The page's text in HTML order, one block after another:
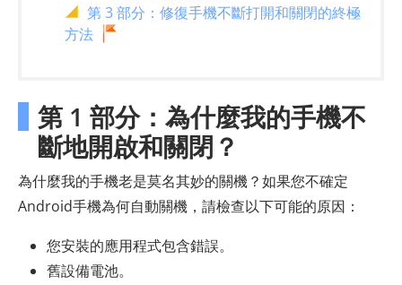
第 3 部分：修復手機不斷打開和關閉的終極
方法
第 1 部分：為什麼我的手機不
斷地開啟和關閉？
為什麼我的手機老是莫名其妙的關機？如果您不確定
Android手機為何自動關機，請檢查以下可能的原因：
您安裝的應用程式包含錯誤。
舊設備電池。